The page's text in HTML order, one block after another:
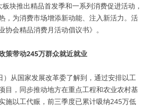
块推出精品首发季和一系列消费促进活动，
，为消费市场增添新动能、注入新活力。活
协会精品消费月活动倡议书》。
策带动245万群众就近就业
）从国家发展改革委了解到，通过安排以工
目，同步推动地方在重点工程和农业农村基
施以工代赈，前三季度已累计吸纳245万低